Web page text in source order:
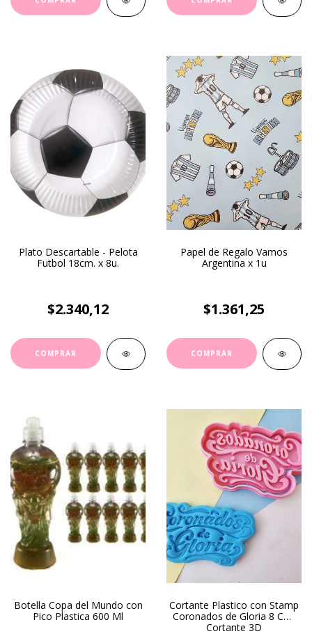
Plato Descartable - Pelota
Futbol 18cm. x 8u.
$2.340,12
Papel de Regalo Vamos
Argentina x 1u
$1.361,25
Botella Copa del Mundo con
Pico Plastica 600 Ml
Cortante Plastico con Stamp
Coronados de Gloria 8 Cm-
Cortante 3D